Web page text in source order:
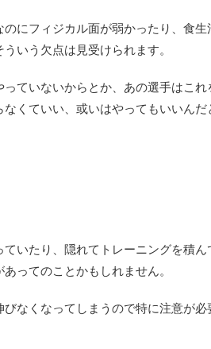
にフィジカル面が弱かったり、食生
いう欠点は見受けられます。
ていないからとか、あの選手はこれ
くていい、或いはやってもいいんだ
いたり、隠れてトレーニングを積ん
ってのことかもしれません。
なくなってしまうので特に注意が必